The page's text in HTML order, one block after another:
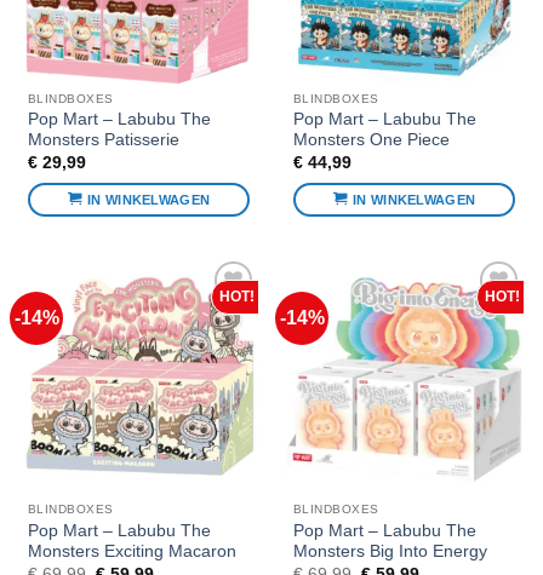
BLINDBOXES
Pop Mart – Labubu The
Monsters Patisserie
€29,99
IN WINKELWAGEN
BLINDBOXES
Pop Mart – Labubu The
Monsters One Piece
€44,99
IN WINKELWAGEN
-14%
Voeg toe
aan
favorieten
BLINDBOXES
Pop Mart – Labubu The
Monsters Exciting Macaron
-14%
Voeg toe
aan
favorieten
BLINDBOXES
Pop Mart – Labubu The
Monsters Big Into Energy